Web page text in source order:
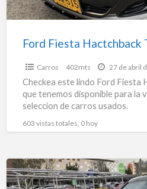
Carros 402mts 27 de abril
Checkea este lindo Ford Fiesta
que tenemos disponible para la
seleccion de carros usados.
603 vistas totales, 0 hoy
Mercedes
Benz